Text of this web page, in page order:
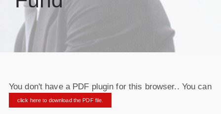
You don't have a PDF plugin for this browser.. You can
click here to download the PDF file.